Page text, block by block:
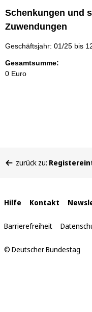
Schenkungen und
Zuwendungen
Geschäftsjahr: 01/25 bis
Gesamtsumme:
0 Euro
befinden
zurück zu:
Interne
Links
Hilfe Kontakt
Barrierefreiheit
© Deutscher Bundestag